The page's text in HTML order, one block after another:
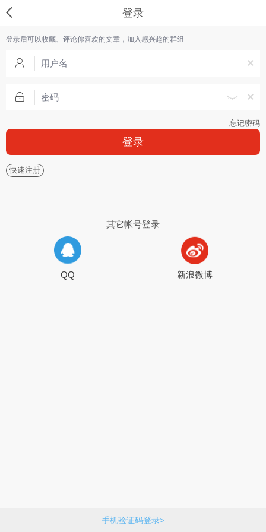
登录
登录后可以收藏、评论你喜欢的文章，加入感兴趣的群组
忘记密码
登录
快速注册
手机验证码登录>
其它帐号登录
QQ 新浪微博